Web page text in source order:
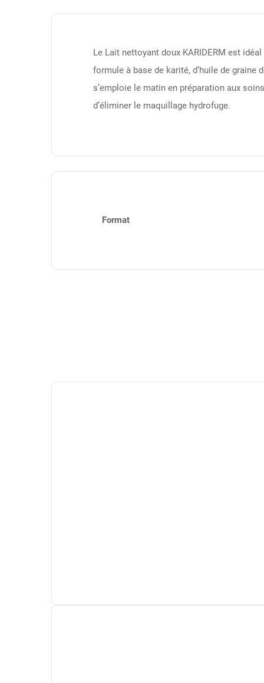
Le Lait nettoyant doux KARIDERM est
formule à base de karité, d’huile de
s’emploie le matin en préparation aux
d’éliminer le maquillage hydrofuge.
Format